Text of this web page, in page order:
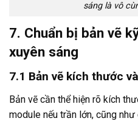
sáng là vô
7. Chuẩn bị bản vẽ
xuyên sáng
7.1 Bản vẽ kích thước
Bản vẽ cần thể hiện rõ kích
module nếu trần lớn, cũng